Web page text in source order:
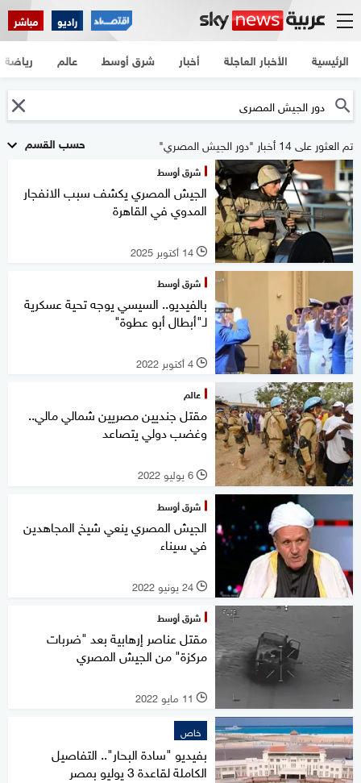
راديو مباشر
الرئيسية الأخبار العاجلة أخبار شرق أوسط عالم رياضة
حسب القسم تم العثور على 14 أخبار "دور الجيش المصري"
شرق أوسط
الجيش المصري يكشف سبب الانفجار
المدوي في القاهرة
l 14 أكتوبر 2025
شرق أوسط
بالفيديو.. السيسي يوجه تحية عسكرية
لـ"أبطال أبو عطوة"
l 4 أكتوبر 2022
عالم
مقتل جنديين مصريين شمالي مالي..
وغضب دولي يتصاعد
l 6 يوليو 2022
شرق أوسط
الجيش المصري ينعي شيخ المجاهدين
في سيناء
l 24 يونيو 2022
شرق أوسط
مقتل عناصر إرهابية بعد "ضربات
مركزة" من الجيش المصري
l 11 مايو 2022
خاص
بفيديو "سادة البحار".. التفاصيل
الكاملة لقاعدة 3 يوليو بمصر